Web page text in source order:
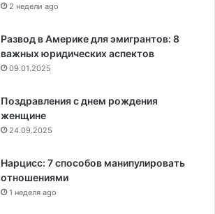
2 недели ago
Развод в Америке для эмигрантов: 8
важных юридических аспектов
09.01.2025
Поздравления с днем рождения
женщине
24.09.2025
Нарцисс: 7 способов манипулировать
отношениями
1 неделя ago